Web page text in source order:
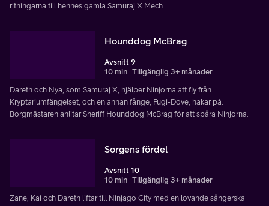
ritningarna till hennes gamla Samuraj X Mech.
Hounddog McBrag
Avsnitt 9
10 min Tillgänglig 3+ månader
Dareth och Nya, som Samuraj X, hjälper Ninjorna att fly från
Kryptariumfängelset, och en annan fånge, Fugi-Dove, hakar på.
Borgmästaren anlitar Sheriff Hounddog McBrag för att spåra Ninjorna.
Sorgens fördel
Avsnitt 10
10 min Tillgänglig 3+ månader
Zane, Kai och Dareth liftar till Ninjago City med en lovande sångerska